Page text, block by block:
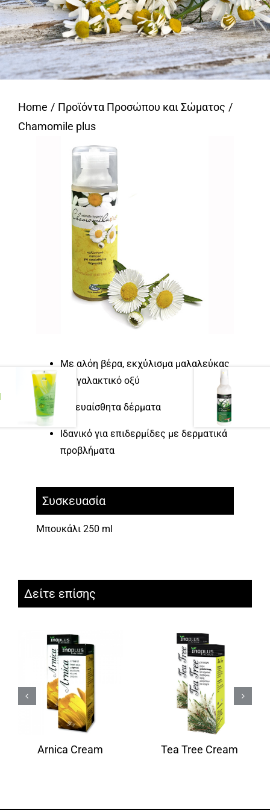
Home
Προϊόντα Προσώπου και Σώματος
Chamomile plus
Mε αλόη βέρα, εκχύλισμα μαλαλεύκας
και γαλακτικό οξύ
Για ευαίσθητα δέρματα
Ιδανικό για επιδερμίδες με δερματικά
προβλήματα
Συσκευασία
Μπουκάλι 250 ml
Δείτε επίσης
Arnica Cream Tea Tree Cream